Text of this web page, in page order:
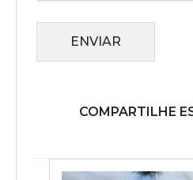
ENVIAR
COMPARTILHE